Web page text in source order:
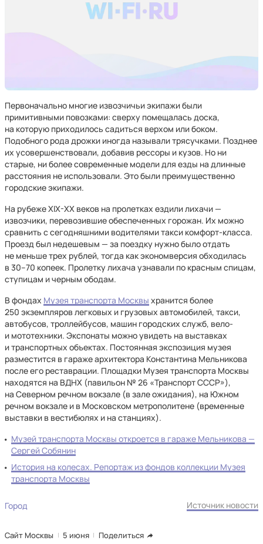
Первоначально многие извозчичьи экипажи были
примитивными повозками: сверху помещалась доска,
на которую приходилось садиться верхом или боком.
Подобного рода дрожки иногда называли трясучками. Позднее
их усовершенствовали, добавив рессоры и кузов. Но ни
старые, ни более современные модели для езды на длинные
расстояния не использовали. Это были преимущественно
городские экипажи.
На рубеже XIX-XX веков на пролетках ездили лихачи —
извозчики, перевозившие обеспеченных горожан. Их можно
сравнить с сегодняшними водителями такси комфорт-класса.
Проезд был недешевым — за поездку нужно было отдать
не меньше трех рублей, тогда как экономверсия обходилась
в 30–70 копеек. Пролетку лихача узнавали по красным спицам,
ступицам и черным ободам.
В фондах Музея транспорта Москвы хранится более
250 экземпляров легковых и грузовых автомобилей, такси,
автобусов, троллейбусов, машин городских служб, вело-
и мототехники. Экспонаты можно увидеть на выставках
и транспортных объектах. Постоянная экспозиция музея
разместится в гараже архитектора Константина Мельникова
после его реставрации. Площадки Музея транспорта Москвы
находятся на ВДНХ (павильон № 26 «Транспорт СССР»),
на Северном речном вокзале (в зале ожидания), на Южном
речном вокзале и в Московском метрополитене (временные
выставки в вестибюлях и на станциях).
Музей транспорта Москвы откроется в гараже Мельникова —
Сергей Собянин
История на колесах. Репортаж из фондов коллекции Музея
транспорта Москвы
Город Источник новости
Сайт Москвы 5 июня Поделиться